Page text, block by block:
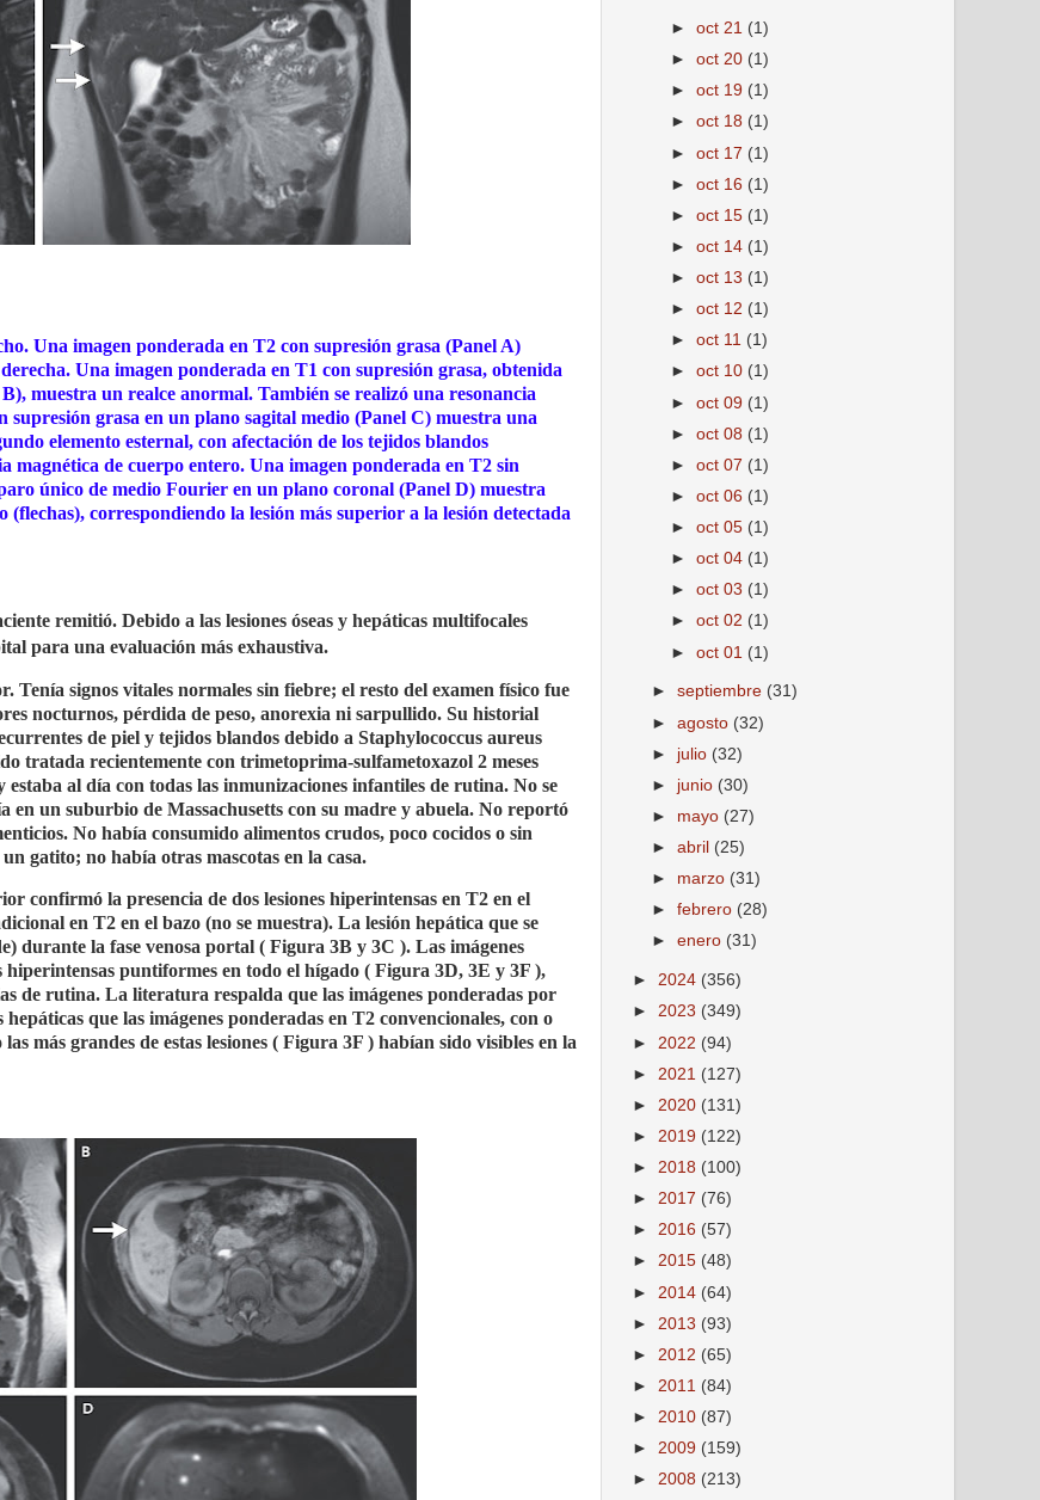
Una imagen ponderada en T2 con supresión grasa (Panel A)
Una imagen ponderada en T1 con supresión grasa, obtenida
muestra un realce anormal. También se realizó una resonancia
grasa en un plano sagital medio (Panel C) muestra una
elemento esternal, con afectación de los tejidos blandos
magnética de cuerpo entero. Una imagen ponderada en T2 sin
único de medio Fourier en un plano coronal (Panel D) muestra
(flechas), correspondiendo la lesión más superior a la lesión detectada
remitió. Debido a las lesiones óseas y hepáticas multifocales
para una evaluación más exhaustiva.
Tenía signos vitales normales sin fiebre; el resto del examen físico fue
nocturnos, pérdida de peso, anorexia ni sarpullido. Su historial
de piel y tejidos blandos debido a Staphylococcus aureus
tratada recientemente con trimetoprima-sulfametoxazol 2 meses
al día con todas las inmunizaciones infantiles de rutina. No se
en un suburbio de Massachusetts con su madre y abuela. No reportó
No había consumido alimentos crudos, poco cocidos o sin
gatito; no había otras mascotas en la casa.
confirmó la presencia de dos lesiones hiperintensas en T2 en el
en T2 en el bazo (no se muestra). La lesión hepática que se
durante la fase venosa portal ( Figura 3B y 3C ). Las imágenes
puntiformes en todo el hígado ( Figura 3D, 3E y 3F ),
de rutina. La literatura respalda que las imágenes ponderadas por
que las imágenes ponderadas en T2 convencionales, con o
más grandes de estas lesiones ( Figura 3F ) habían sido visibles en la
►oct 21 (1)
►oct 20 (1)
►oct 19 (1)
►oct 18 (1)
►oct 17 (1)
►oct 16 (1)
►oct 15 (1)
►oct 14 (1)
►oct 13 (1)
►oct 12 (1)
►oct 11 (1)
►oct 10 (1)
►oct 09 (1)
►oct 08 (1)
►oct 07 (1)
►oct 06 (1)
►oct 05 (1)
►oct 04 (1)
►oct 03 (1)
►oct 02 (1)
►oct 01 (1)
►septiembre (31)
►agosto (32)
► julio (32)
► junio (30)
► mayo (27)
►abril (25)
► marzo (31)
►febrero (28)
►enero (31)
► 2024 (356)
► 2023 (349)
► 2022 (94)
► 2021 (127)
► 2020 (131)
► 2019 (122)
► 2018 (100)
► 2017 (76)
► 2016 (57)
► 2015 (48)
► 2014 (64)
► 2013 (93)
► 2012 (65)
► 2011 (84)
► 2010 (87)
► 2009 (159)
► 2008 (213)